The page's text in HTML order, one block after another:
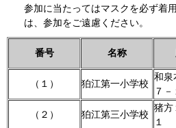
参加に当たってはマスクを必ず着
は、参加をご遠慮ください。
番号 名称
（１） 狛江第一小学校
和泉
７－
（２） 狛江第三小学校
猪方
１